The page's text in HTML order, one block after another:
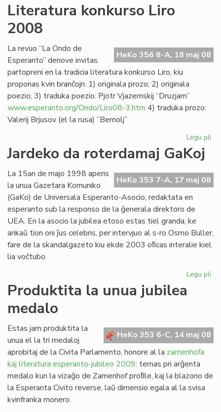
de
Literatura konkurso Liro
2008
HeKo 356 8-A, 18 maj 08
La revuo “La Ondo de
Esperanto” denove invitas
partopreni en la tradicia literatura konkurso Liro, kiu
proponas kvin branĉojn: 1) originala prozo; 2) originala
poezio; 3) traduka poezio: Pjotr Vjazemskij “Druzjam”
www.esperanto.org/Ondo/Liro08-3.htm 4) traduka prozo:
Valerij Brjusov (el la rusa) ”Bemolj”
Legu pli
Jardeko da roterdamaj GaKoj
HeKo 353 7-A, 17 maj 08
La 15an de majo 1998 aperis
la unua Gazetara Komuniko
(GaKo) de Universala Esperanto-Asocio, redaktata en
esperanto sub la responso de la ĝenerala direktoro de
UEA. En la asocio la jubilea etoso estas tiel granda, ke
ankaŭ tion oni ĵus celebris, per intervjuo al s-ro Osmo Buller,
fare de la skandalgazeto kiu ekde 2003 oﬁcas interalie kiel
lia voĉtubo.
Legu pli
Produktita la unua jubilea
medalo
HeKo 353 6-C, 14 maj 08
Estas jam produktita la
unua el la tri medaloj
aprobitaj de la Civita Parlamento, honore al la zamenhofa
kaj literatura esperanto-jubileo 2009: temas pri arĝenta
medalo kun la vizaĝo de Zamenhof proﬁle, kaj la blazono de
la Esperanta Civito reverse, laŭ dimensio egala al la svisa
kvinfranka monero.